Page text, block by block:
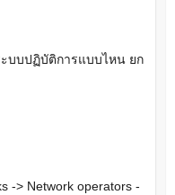
บบปฏิบัติการแบบไหน ยก
-> Network operators -